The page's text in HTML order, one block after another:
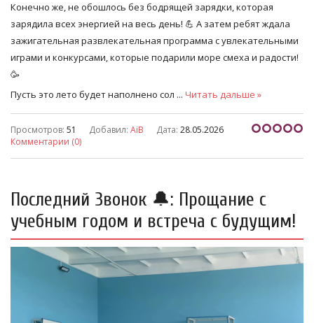
Конечно же, не обошлось без бодрящей зарядки, которая
зарядила всех энергией на весь день! 💪 А затем ребят ждала
зажигательная развлекательная программа с увлекательными
играми и конкурсами, которые подарили море смеха и радости!
🥳
Пусть это лето будет наполнено сол ... Читать дальше »
Просмотров: 51 Добавил: AiB Дата: 28.05.2026
Комментарии (0)
Последний Звонок 🔔: Прощание с
учебным годом и встреча с будущим!